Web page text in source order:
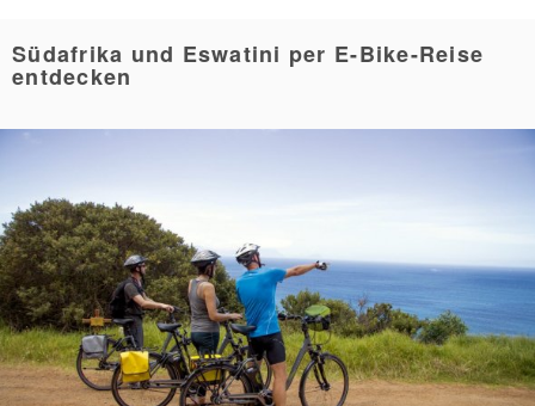
Südafrika und Eswatini per E-Bike-Reise
entdecken